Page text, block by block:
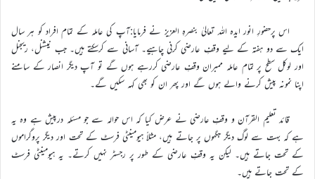
اس پرحضورِ انور ایدہ اللہ تعالیٰ بنصرہِ العزیز نے فرمایا:آپ کی عاملہ کے تمام افراد کو ہر سال
ایک سے دو ہفتہ کے لیے وقفِ عارضی کرنی چاہیے۔ آسانی سے کرسکتے ہیں۔ جب نیشنل، ریجنل
اور لوکل سطح پر تمام عاملہ ممبران وقفِ عارضی کررہے ہوں گے تو آپ دیگر انصار کے سامنے
اپنا نمونہ پیش کرنے والے ہوں گے اور پھر ان کو بھی کہہ سکیں گے۔
قائد تعلیم القرآن و وقفِ عارضی نے عرض کیا کہ اس حوالہ سے جو مسئلہ درپیش ہے وہ یہ
ہے کہ بہت سے لوگ دیگر جگہوں پر جاتے ہیں، مثلاً ہیومینٹی فرسٹ کے تحت اور دیگر پروگراموں
کے تحت جاتے ہیں۔ لیکن یہ وقفِ عارضی کے طور پر رجسٹر نہیں کرتے۔ یہ ہیومینٹی فرسٹ
کے تحت جاتے ہیں۔